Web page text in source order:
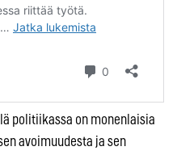
politiikassa on monenlaisia
avoimuudesta ja sen